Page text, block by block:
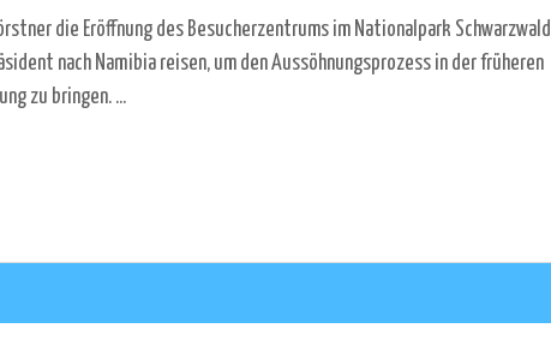
die Eröffnung des Besucherzentrums im Nationalpark Schwarzwald
nach Namibia reisen, um den Aussöhnungsprozess in der früheren
zu bringen. ...